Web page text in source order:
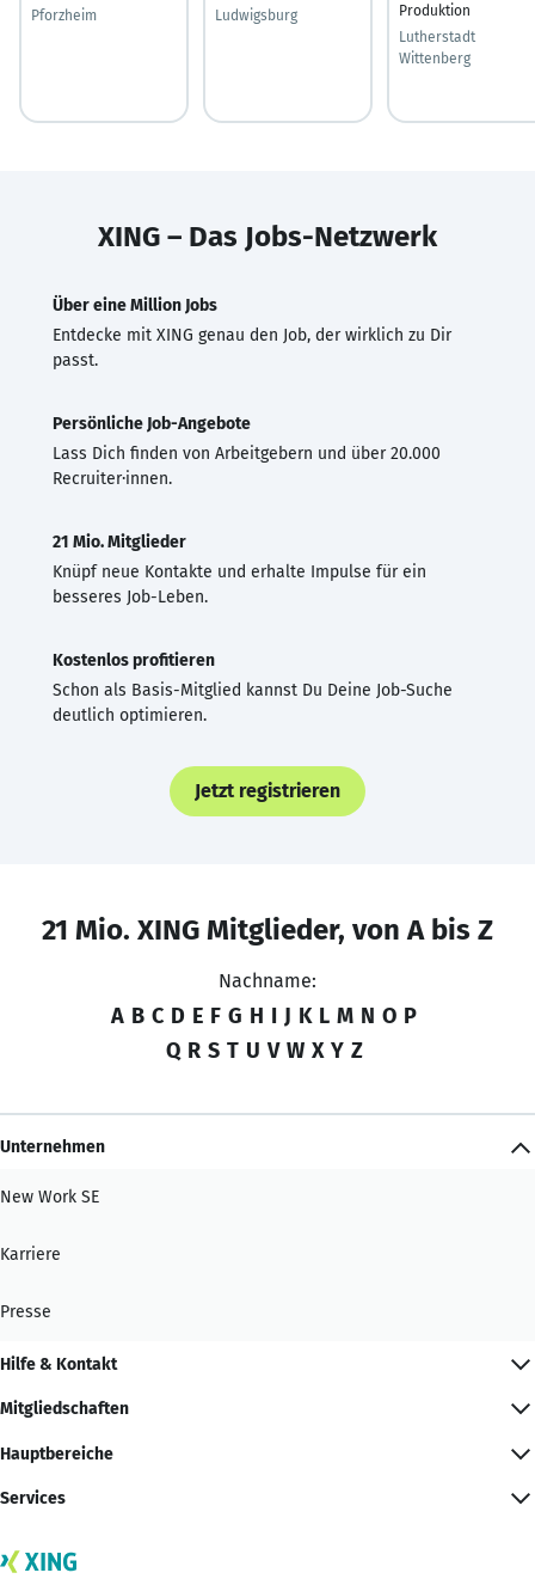
Pforzheim
Ludwigsburg
Produktion
Lutherstadt
Wittenberg
XING – Das Jobs-Netzwerk
Über eine Million Jobs
Entdecke mit XING genau den Job, der wirklich zu Dir
passt.
Persönliche Job-Angebote
Lass Dich finden von Arbeitgebern und über 20.000
Recruiter·innen.
21 Mio. Mitglieder
Knüpf neue Kontakte und erhalte Impulse für ein
besseres Job-Leben.
Kostenlos profitieren
Schon als Basis-Mitglied kannst Du Deine Job-Suche
deutlich optimieren.
Jetzt registrieren
21 Mio. XING Mitglieder, von A bis Z
Nachname:
A B C D E F G H I J K L M N O P
Q R S T U V W X Y Z
Unternehmen
New Work SE
Karriere
Presse
Hilfe & Kontakt
Mitgliedschaften
Hauptbereiche
Services